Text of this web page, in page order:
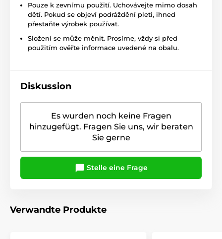
Pouze k zevnímu použití. Uchovávejte mimo dosah
dětí. Pokud se objeví podráždění pleti, ihned
přestaňte výrobek používat.
Složení se může měnit. Prosíme, vždy si před
použitím ověřte informace uvedené na obalu.
Diskussion
Es wurden noch keine Fragen
hinzugefügt. Fragen Sie uns, wir beraten
Sie gerne
Stelle eine Frage
Verwandte Produkte